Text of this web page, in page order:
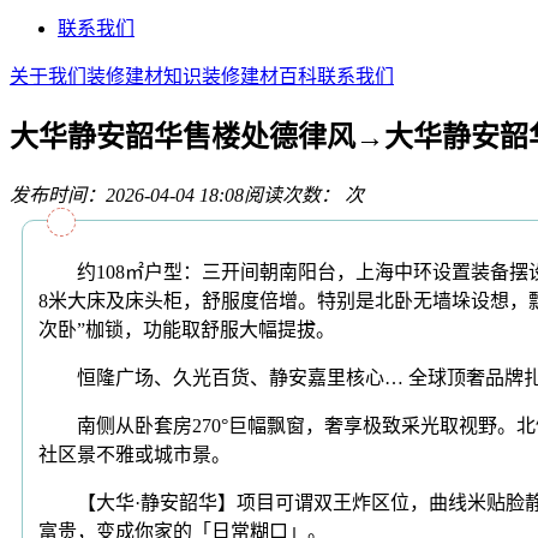
联系我们
关于我们 装修建材知识装修建材百科联系我们
大华静安韶华售楼处德律风→大华静安韶
发布时间：2026-04-04 18:08阅读次数： 次
约108㎡户型：三开间朝南阳台，上海中环设置装备摆
8米大床及床头柜，舒服度倍增。特别是北卧无墙垛设想
次卧”枷锁，功能取舒服大幅提拔。
恒隆广场、久光百货、静安嘉里核心… 全球顶奢品牌扎
南侧从卧套房270°巨幅飘窗，奢享极致采光取视野。
社区景不雅或城市景。
【大华·静安韶华】项目可谓双王炸区位，曲线米贴脸
富贵，变成你家的「日常糊口」。